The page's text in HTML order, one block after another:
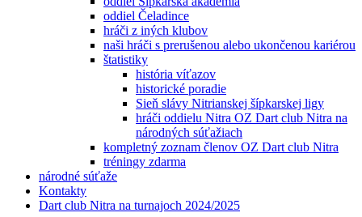
oddiel Čeladince
hráči z iných klubov
naši hráči s prerušenou alebo ukončenou kariérou
štatistiky
história víťazov
historické poradie
Sieň slávy Nitrianskej šípkarskej ligy
hráči oddielu Nitra OZ Dart club Nitra na
národných súťažiach
kompletný zoznam členov OZ Dart club Nitra
tréningy zdarma
národné súťaže
Kontakty
Dart club Nitra na turnajoch 2024/2025